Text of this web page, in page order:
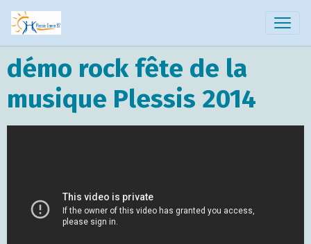
démo rock fête de la
musique Plessis 2014